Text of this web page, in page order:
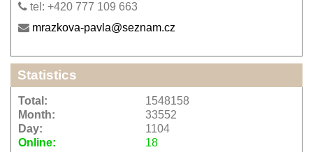
tel: +420 777 109 663
mrazkova-pavla@seznam.cz
Statistics
Online: 18
Total:
1548158
Month:
33552
Day:
1104